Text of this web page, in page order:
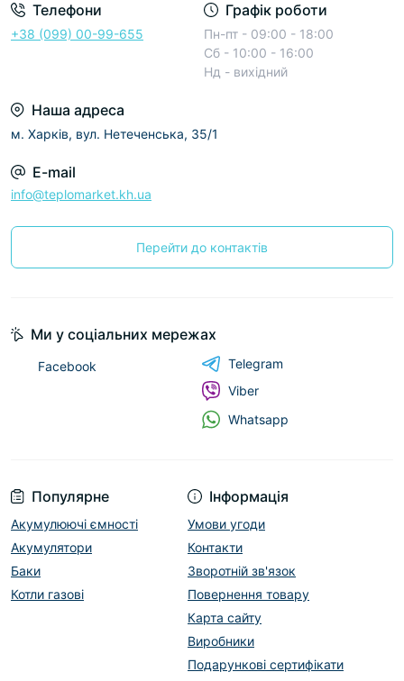
Телефони
+38 (099) 00-99-655
Графік роботи
Пн-пт - 09:00 - 18:00
Сб - 10:00 - 16:00
Нд - вихідний
Наша адреса
м. Харків, вул. Нетеченська, 35/1
E-mail
info@teplomarket.kh.ua
Перейти до контактів
Популярне
Акумулюючі ємності
Акумулятори
Баки
Котли газові
Інформація
Умови угоди
Контакти
Зворотній зв'язок
Повернення товару
Карта сайту
Виробники
Подарункові сертифікати
Ми у соціальних мережах
Facebook
Telegram
Viber
Whatsapp